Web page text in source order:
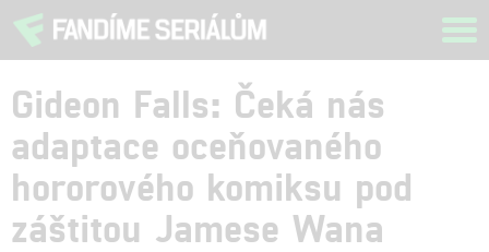
Gideon Falls: Čeká nás
adaptace oceňovaného
hororového komiksu pod
záštitou Jamese Wana